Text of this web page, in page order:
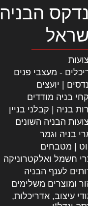
הבניה
- מעצבי פנים
| יועצים
בניה מודדים
בניה | קבלני בניין
הבניה השונים
בניה וגמר
| מטבחים
חשמל ואלקטרוניקה
לענף הבניה
ומוצרים משלימים
עיצוב, אדריכלות,